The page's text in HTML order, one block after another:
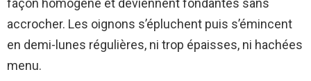
façon homogène et deviennent fondantes sans
accrocher. Les oignons s’épluchent puis s’émincent
en demi-lunes régulières, ni trop épaisses, ni hachées
menu.